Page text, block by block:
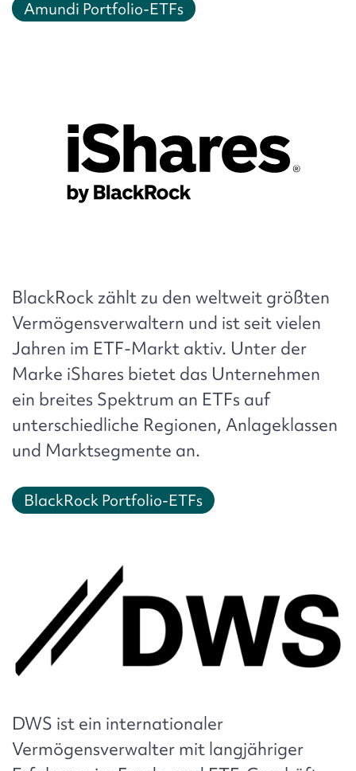
Amundi Portfolio-ETFs
BlackRock zählt zu den weltweit größten
Vermögensverwaltern und ist seit vielen
Jahren im ETF-Markt aktiv. Unter der
Marke iShares bietet das Unternehmen
ein breites Spektrum an ETFs auf
unterschiedliche Regionen, Anlageklassen
und Marktsegmente an.
BlackRock Portfolio-ETFs
DWS ist ein internationaler
Vermögensverwalter mit langjähriger